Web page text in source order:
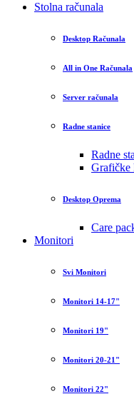
Stolna računala
Desktop Računala
All in One Računala
Server računala
Radne stanice
Radne
Grafičke
Desktop Oprema
Care
Monitori
Svi Monitori
Monitori 14-17"
Monitori 19"
Monitori 20-21"
Monitori 22"